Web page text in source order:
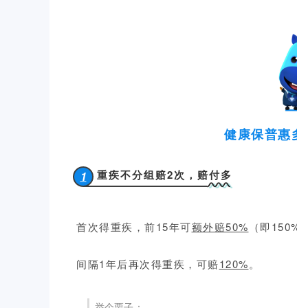
健康保普惠
重疾不分组赔2次，赔付多
1
首次得重疾，前15年可额外赔50% （即
间隔1年后再次得重疾，可赔120%。